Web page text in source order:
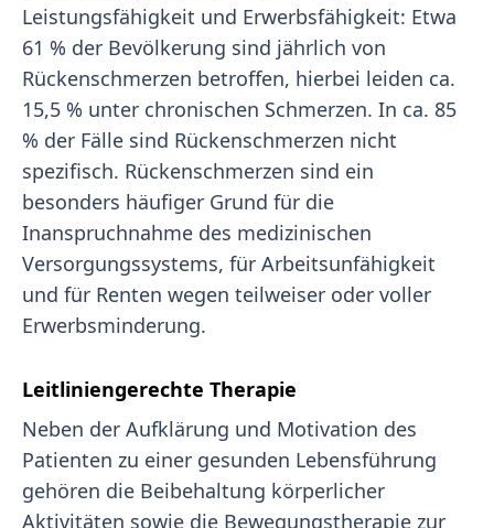
Leistungsfähigkeit und Erwerbsfähigkeit: Etwa
61 % der Bevölkerung sind jährlich von
Rückenschmerzen betroffen, hierbei leiden ca.
15,5 % unter chronischen Schmerzen. In ca. 85
% der Fälle sind Rückenschmerzen nicht
spezifisch. Rückenschmerzen sind ein
besonders häufiger Grund für die
Inanspruchnahme des medizinischen
Versorgungssystems, für Arbeitsunfähigkeit
und für Renten wegen teilweiser oder voller
Erwerbsminderung.
Leitliniengerechte Therapie
Neben der Aufklärung und Motivation des
Patienten zu einer gesunden Lebensführung
gehören die Beibehaltung körperlicher
Aktivitäten sowie die Bewegungstherapie zur